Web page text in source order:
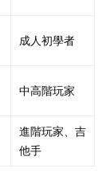
成人初學者
中高階玩家
進階玩家、吉
他手